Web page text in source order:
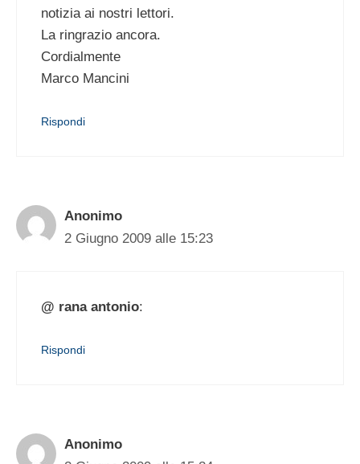
notizia ai nostri lettori.
La ringrazio ancora.
Cordialmente
Marco Mancini
Rispondi
Anonimo
2 Giugno 2009 alle 15:23
@ rana antonio:
Rispondi
Anonimo